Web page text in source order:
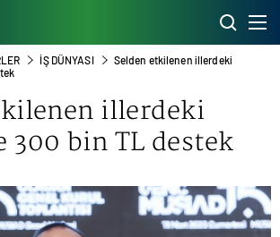
İŞ DÜNYASI
Selden etkilenen illerdeki
illerdeki
300 bin TL destek